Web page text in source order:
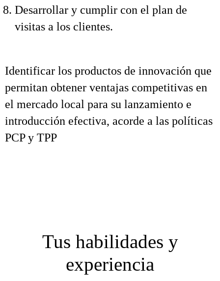
Desarrollar y cumplir con el plan de
visitas a los clientes.
Identificar los productos de innovación que
permitan obtener ventajas competitivas en
el mercado local para su lanzamiento e
introducción efectiva, acorde a las políticas
PCP y TPP
Tus habilidades y
experiencia